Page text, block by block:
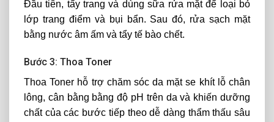
Đầu tiên, tẩy trang và dùng sữa rửa mặt để loại bỏ
lớp trang điểm và bụi bẩn. Sau đó, rửa sạch mặt
bằng nước âm ấm và tẩy tế bào chết.
Bước 3: Thoa Toner
Thoa Toner hỗ trợ chăm sóc da mặt se khít lỗ chân
lông, cân bằng bằng độ pH trên da và khiến dưỡng
chất của các bước tiếp theo dễ dàng thẩm thấu sâu